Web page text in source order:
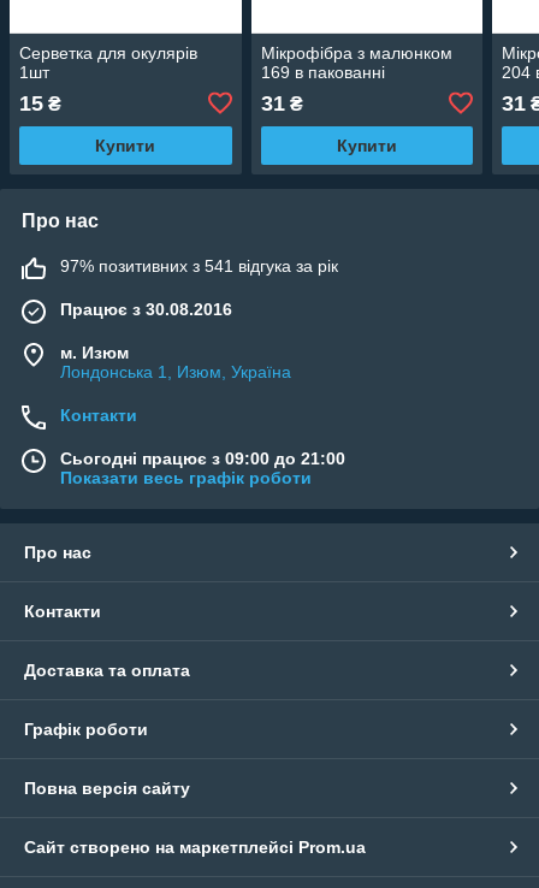
Серветка для окулярів
1шт
15 ₴
Купити
Мікрофібра з малюнком
169 в пакованні
31₴
Купити
204
31
Про нас
97% позитивних з 541 відгука за рік
Працює з 30.08.2016
м. Изюм
Лондонська 1, Изюм, Україна
Контакти
Сьогодні працює з 09:00 до 21:00
Показати весь графік роботи
Про нас
Контакти
Доставка та оплата
Графік роботи
Повна версія сайту
Сайт створено на маркетплейсі Prom.ua